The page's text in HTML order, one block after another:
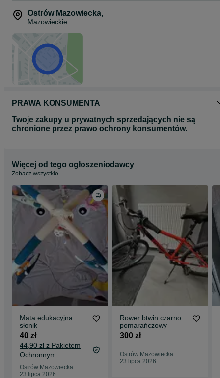
Ostrów Mazowiecka,
Mazowieckie
PRAWA KONSUMENTA
Twoje zakupy u prywatnych sprzedających nie są
chronione przez prawo ochrony konsumentów.
Więcej od tego ogłoszeniodawcy
Zobacz wszystkie
Mata edukacyjna
słonik
40 zł
44,90 zł z Pakietem
Ochronnym
Ostrów Mazowiecka
23 lipca 2026
Rower btwin czarno
pomarańczowy
300 zł
Ostrów Mazowiecka
23 lipca 2026